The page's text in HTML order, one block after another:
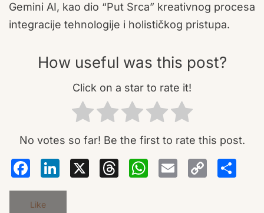
Gemini AI, kao dio “Put Srca” kreativnog procesa
integracije tehnologije i holističkog pristupa.
How useful was this post?
Click on a star to rate it!
No votes so far! Be the first to rate this post.
Facebook
LinkedIn
X Threads
Email
Like